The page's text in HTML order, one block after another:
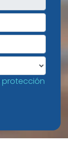
protección